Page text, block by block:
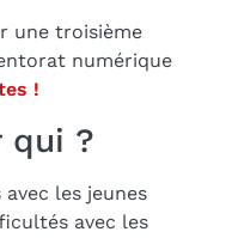
une troisième
numérique
!
qui ?
les jeunes
avec les